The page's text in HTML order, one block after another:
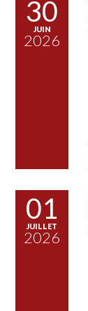
30
JUIN
2026
01
JUILLET
2026